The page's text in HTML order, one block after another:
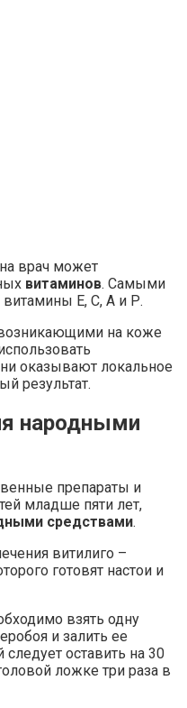
врач может
витаминов. Самыми
Е, С, А и Р.
на коже
оказывают локальное
результат.
народными
препараты и
младше пяти лет,
средствами.
витилиго –
готовят настои и
взять одну
и залить ее
оставить на 30
ложке три раза в